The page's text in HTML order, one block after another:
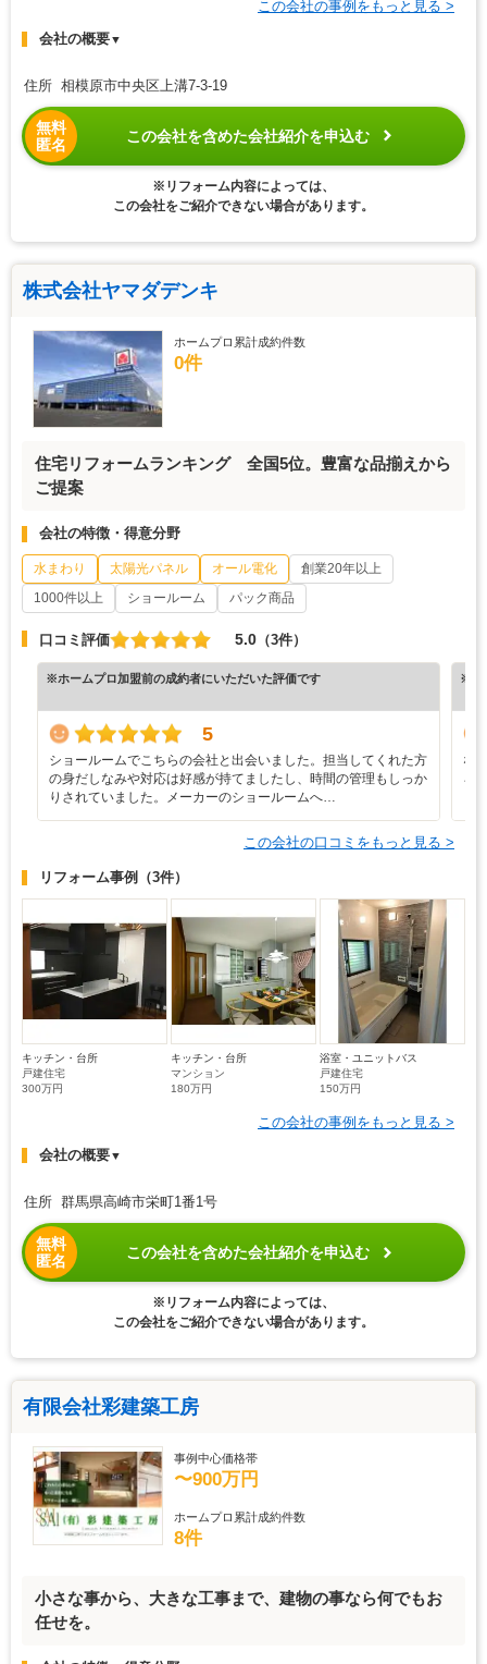
この会社の事例をもっと見る >
会社の概要▼
住所 相模原市中央区上溝7-3-19
無料
匿名
この会社を含めた会社紹介を申込む
※リフォーム内容によっては、
この会社をご紹介できない場合があります。
株式会社ヤマダデンキ
ホームプロ累計成約件数
0件
住宅リフォームランキング 全国5位。豊富な品揃えから
ご提案
会社の特徴・得意分野
水まわり 太陽光パネル オール電化
創業20年以上
1000件以上
ショールーム パック商品
口コミ評価 5.0 （3件）
※ホームプロ加盟前の成約者にいただいた評価です
5
ショールームでこちらの会社と出会いました。担当してくれた方
の身だしなみや対応は好感が持てましたし、時間の管理もしっか
りされていました。メーカーのショールームへ…
※ホ
な
ろ
この会社の口コミをもっと見る >
リフォーム事例 （3件）
キッチン・台所
戸建住宅
300万円
キッチン・台所
マンション
180万円
浴室・ユニットバス
戸建住宅
150万円
この会社の事例をもっと見る >
会社の概要▼
住所 群馬県高崎市栄町1番1号
無料
匿名
この会社を含めた会社紹介を申込む
※リフォーム内容によっては、
この会社をご紹介できない場合があります。
有限会社彩建築工房
事例中心価格帯
〜900万円
ホームプロ累計成約件数
8件
小さな事から、大きな工事まで、建物の事なら何でもお
任せを。